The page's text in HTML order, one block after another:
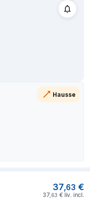
Hausse
37,63 €
37 63 € liv. incl.